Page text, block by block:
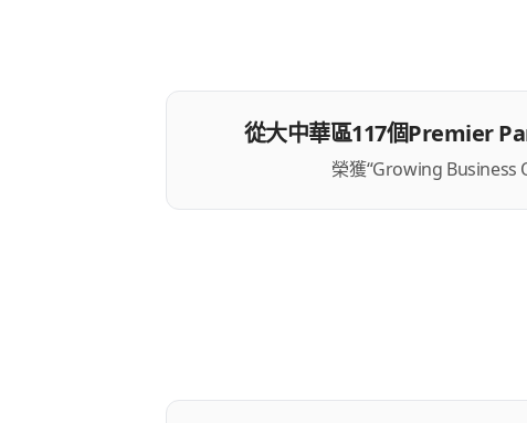
從大中華區117個Premier
榮獲“Growing Business